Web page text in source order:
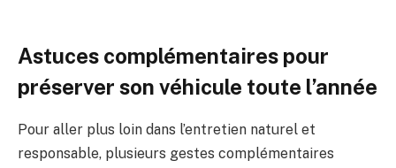
Astuces complémentaires pour
préserver son véhicule toute l’année
Pour aller plus loin dans l’entretien naturel et
responsable, plusieurs gestes complémentaires